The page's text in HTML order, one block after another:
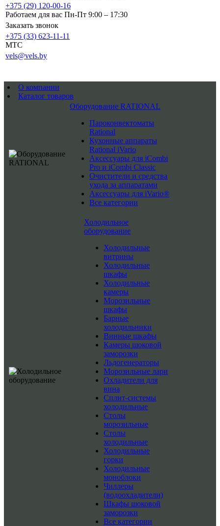
+375 (29) 120-00-16
Работаем для вас Пн-Пт 9:00 – 17:30
Заказать звонок
+375 (33) 623-11-11
MTC
vels@vels.by
О компании
Каталог товаров
Оборудование RATIONAL
Пароконвектоматы
Rational
Кухонные аппараты
Rational iVario
Аксессуары для iCombi
Pro и iCombi Classic
Очистители и средства
ухода за аппаратами
Аксессуары для iVario®
Все категории
Холодильное
оборудование
Холодильные
витрины
Холодильные
шкафы
Холодильные
камеры
Морозильные
шкафы
Барные
холодильники
Винные шкафы
Камеры шоковой
заморозки
Льдогенераторы
Морозильные лари
Охладители для
вина
Сплит-системы
холодильные
Столы
морозильные
Столы
холодильные
Холодильные
горки
Холодильные
моноблоки
Чиллеры
(водоохладители)
Шкафы шоковой
заморозки
Все категории